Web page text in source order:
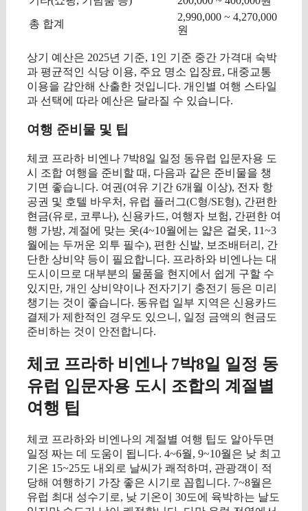
총 합계
2,990,000 ~ 4,270,000
원
상기 예산은 2025년 기준, 1인 기준 중간 가격대 숙박
과 평균적인 식당 이용, 주요 명소 입장료, 대중교통
이용을 감안해 산출한 것입니다. 개인별 여행 스타일
과 선택에 따라 예산은 달라질 수 있습니다.
여행 준비물 및 팁
체코 프라하 비엔나 7박8일 일정 동유럽 입문자용 도
시 조합 여행을 준비할 때, 다음과 같은 준비물을 챙
기면 좋습니다. 여권(여유 기간 6개월 이상), 전자 항
공권 및 호텔 바우처, 유럽 플러그(C형/SE형), 간편한
현금(유로, 코루나), 신용카드, 여행자 보험, 간편한 여
행 가방, 계절에 맞는 옷(4~10월에는 얇은 겉옷, 11~3
월에는 두꺼운 외투 필수), 편한 신발, 보조배터리, 간
단한 상비약 등이 필요합니다. 프라하와 비엔나는 대
도시이므로 대부분의 물품을 현지에서 쉽게 구할 수
있지만, 개인 상비약이나 전자기기 충전기 등은 미리
챙기는 것이 좋습니다. 동유럽 일부 지역은 신용카드
결제가 제한적인 경우도 있으니, 일정 금액의 현금도
준비하는 것이 안전합니다.
체코 프라하 비엔나 7박8일 일정 동
유럽 입문자용 도시 조합의 계절별
여행 팁
체코 프라하와 비엔나의 계절별 여행 팁도 알아두면
일정 짜는 데 도움이 됩니다. 4~6월, 9~10월은 낮 최고
기온 15~25도 내외로 날씨가 쾌적하며, 관광객이 적
당해 여행하기 가장 좋은 시기로 꼽힙니다. 7~8월은
유럽 최대 성수기로, 낮 기온이 30도에 육박하는 날도